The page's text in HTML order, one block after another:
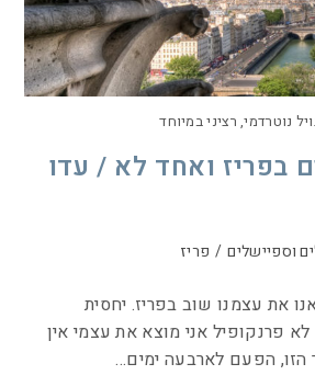
נוטרדמי, רציני במיוחד
בפריז ואחד לא / עדו
וספיישלים / פריז
את עצמנו שוב בפריז. יחסית
פרנקופיל אני מוצא את עצמי אין
הזו, הפעם לארבעה ימים…